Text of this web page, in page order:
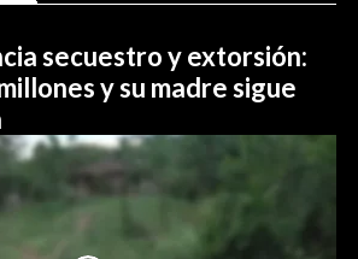
secuestro y extorsión:
y su madre sigue